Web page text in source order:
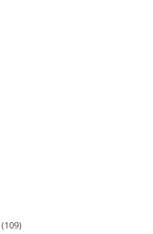
(109)